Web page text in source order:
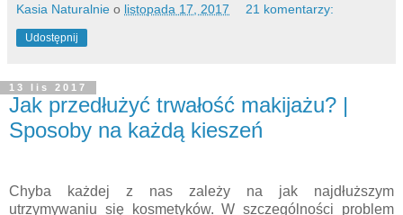
Kasia Naturalnie o listopada 17, 2017 21 komentarzy:
Udostępnij
13 lis 2017
Jak przedłużyć trwałość makijażu? |
Sposoby na każdą kieszeń
Chyba każdej z nas zależy na jak najdłuższym
utrzymywaniu się kosmetyków. W szczególności problem